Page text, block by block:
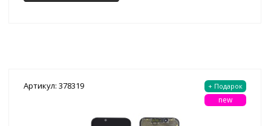
Артикул: 378319 + Подарок
new